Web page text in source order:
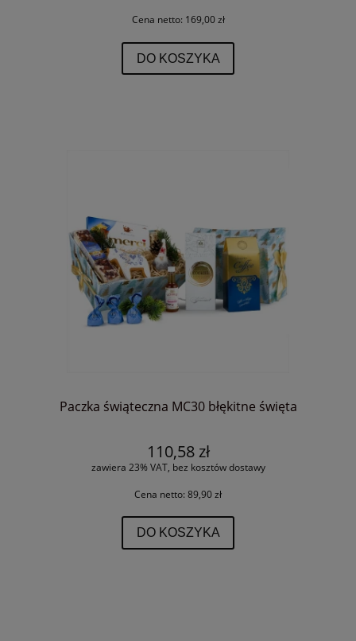
Cena netto: 169,00 zł
DO KOSZYKA
Paczka świąteczna MC30 błękitne święta
110,58 zł
zawiera 23% VAT, bez kosztów dostawy
Cena netto: 89,90 zł
DO KOSZYKA